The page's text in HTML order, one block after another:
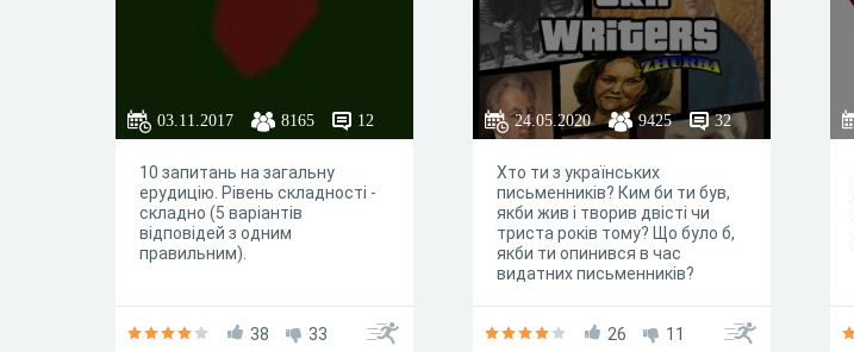
03.11.2017 8165 12
10 запитань на загальну
ерудицію. Рівень складності -
складно (5 варіантів
відповідей з одним
правильним).
38 33
24.05.2020 9425 32
Хто ти з українських
письменників? Ким би ти був,
якби жив і творив двісті чи
триста років тому? Що було б,
якби ти опинився в час
видатних письменників?
26 11